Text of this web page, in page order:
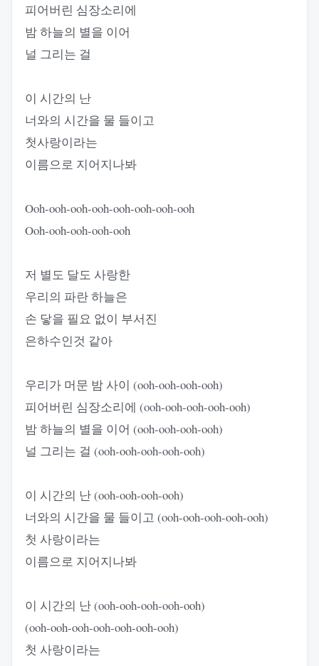
피어버린 심장소리에
밤 하늘의 별을 이어
널 그리는 걸
이 시간의 난
너와의 시간을 물 들이고
첫사랑이라는
이름으로 지어지나봐
Ooh-ooh-ooh-ooh-ooh-ooh-ooh-ooh
Ooh-ooh-ooh-ooh-ooh
저 별도 달도 사랑한
우리의 파란 하늘은
손 닿을 필요 없이 부서진
은하수인것 같아
우리가 머문 밤 사이 (ooh-ooh-ooh-ooh)
피어버린 심장소리에 (ooh-ooh-ooh-ooh-ooh)
밤 하늘의 별을 이어 (ooh-ooh-ooh-ooh)
널 그리는 걸 (ooh-ooh-ooh-ooh-ooh)
이 시간의 난 (ooh-ooh-ooh-ooh)
너와의 시간을 물 들이고 (ooh-ooh-ooh-ooh-ooh)
첫 사랑이라는
이름으로 지어지나봐
이 시간의 난 (ooh-ooh-ooh-ooh-ooh)
(ooh-ooh-ooh-ooh-ooh-ooh-ooh)
첫 사랑이라는